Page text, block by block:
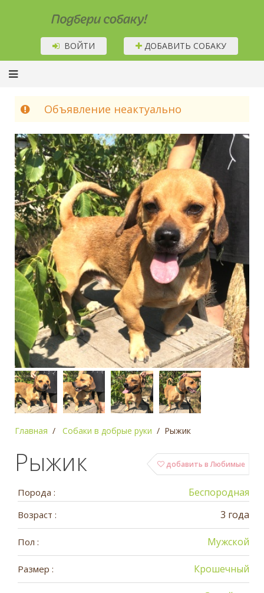
Подбери собаку!
ВОЙТИ ДОБАВИТЬ СОБАКУ
Объявление неактуально
Главная Собаки в добрые руки Рыжик
добавить в Любимые
Рыжик
Порода : Беспородная
Возраст : 3 года
Пол : Мужской
Размер : Крошечный